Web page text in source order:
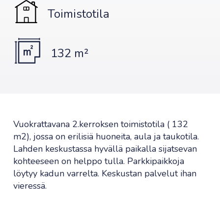
Toimistotila
132 m²
Vuokrattavana 2.kerroksen toimistotila ( 132
m2), jossa on erilisiä huoneita, aula ja taukotila.
Lahden keskustassa hyvällä paikalla sijatsevan
kohteeseen on helppo tulla. Parkkipaikkoja
löytyy kadun varrelta. Keskustan palvelut ihan
vieressä.